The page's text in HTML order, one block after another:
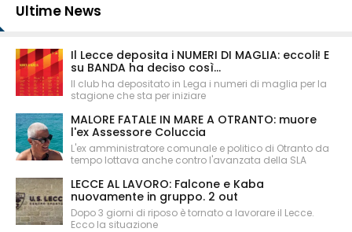
Ultime News
Il Lecce deposita i NUMERI DI MAGLIA: eccoli! E
su BANDA ha deciso così...
Il club ha depositato in Lega i numeri di maglia per la
stagione che sta per iniziare
MALORE FATALE IN MARE A OTRANTO: muore
l'ex Assessore Coluccia
L'ex amministratore comunale e politico di Otranto da
tempo lottava anche contro l'avanzata della SLA
LECCE AL LAVORO: Falcone e Kaba
nuovamente in gruppo. 2 out
Dopo 3 giorni di riposo è tornato a lavorare il Lecce.
Ecco la situazione